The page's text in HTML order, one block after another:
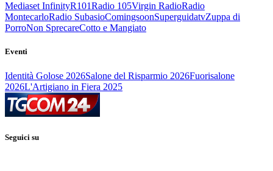
Mediaset InfinityR101Radio 105Virgin RadioRadio
MontecarloRadio SubasioComingsoonSuperguidatvZuppa di
PorroNon SprecareCotto e Mangiato
Eventi
Identità Golose 2026Salone del Risparmio 2026Fuorisalone
2026L'Artigiano in Fiera 2025
Seguici su